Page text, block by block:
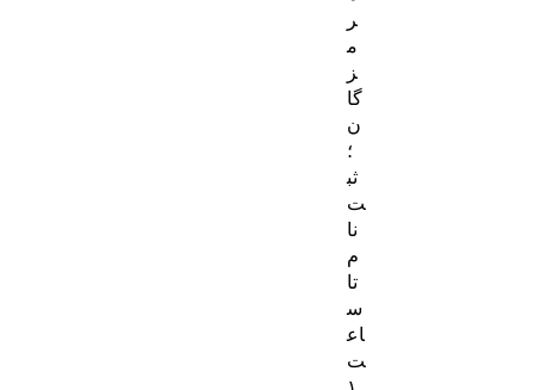
ر
م
ز
گا
ن
؛
ثب
ت‌
نا
م
تا
س
اع
ت